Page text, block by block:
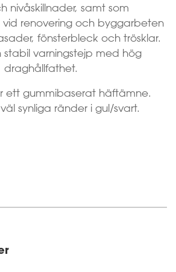
nivåskillnader, samt som
renovering och byggarbeten
fönsterbleck och trösklar.
stabil varningstejp med hög
draghållfathet.
ett gummibaserat häftämne.
synliga ränder i gul/svart.